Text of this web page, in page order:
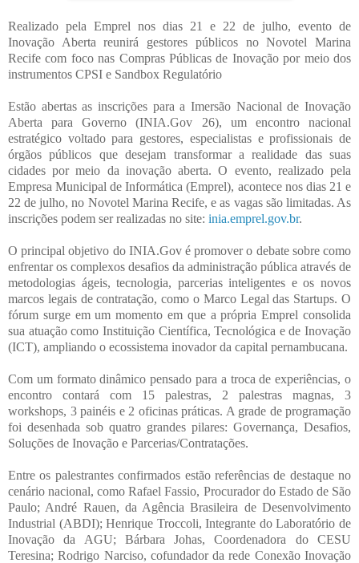
Realizado pela Emprel nos dias 21 e 22 de julho, evento de
Inovação Aberta reunirá gestores públicos no Novotel Marina
Recife com foco nas Compras Públicas de Inovação por meio dos
instrumentos CPSI e Sandbox Regulatório
Estão abertas as inscrições para a Imersão Nacional de Inovação
Aberta para Governo (INIA.Gov 26), um encontro nacional
estratégico voltado para gestores, especialistas e profissionais de
órgãos públicos que desejam transformar a realidade das suas
cidades por meio da inovação aberta. O evento, realizado pela
Empresa Municipal de Informática (Emprel), acontece nos dias 21 e
22 de julho, no Novotel Marina Recife, e as vagas são limitadas. As
inscrições podem ser realizadas no site: inia.emprel.gov.br.
O principal objetivo do INIA.Gov é promover o debate sobre como
enfrentar os complexos desafios da administração pública através de
metodologias ágeis, tecnologia, parcerias inteligentes e os novos
marcos legais de contratação, como o Marco Legal das Startups. O
fórum surge em um momento em que a própria Emprel consolida
sua atuação como Instituição Científica, Tecnológica e de Inovação
(ICT), ampliando o ecossistema inovador da capital pernambucana.
Com um formato dinâmico pensado para a troca de experiências, o
encontro contará com 15 palestras, 2 palestras magnas, 3
workshops, 3 painéis e 2 oficinas práticas. A grade de programação
foi desenhada sob quatro grandes pilares: Governança, Desafios,
Soluções de Inovação e Parcerias/Contratações.
Entre os palestrantes confirmados estão referências de destaque no
cenário nacional, como Rafael Fassio, Procurador do Estado de São
Paulo; André Rauen, da Agência Brasileira de Desenvolvimento
Industrial (ABDI); Henrique Troccoli, Integrante do Laboratório de
Inovação da AGU; Bárbara Johas, Coordenadora do CESU
Teresina; Rodrigo Narciso, cofundador da rede Conexão Inovação